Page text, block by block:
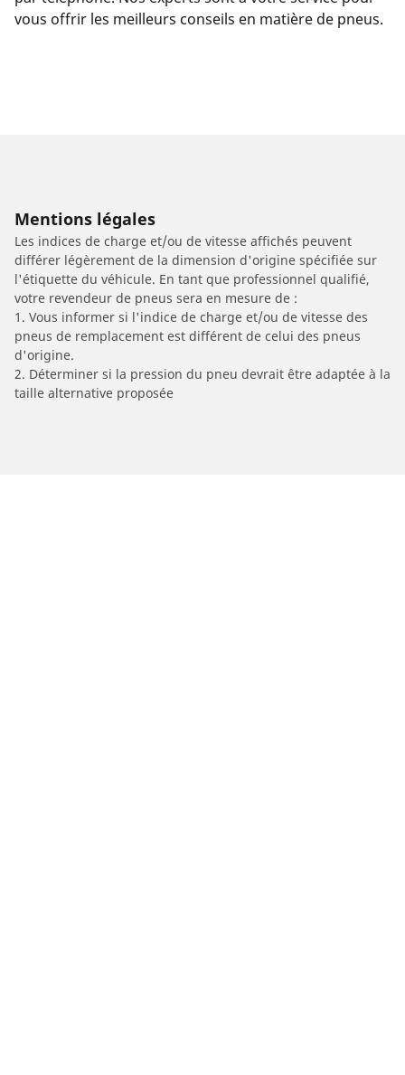
vous offrir les meilleurs conseils en matière de pneus.
Mentions légales
Les indices de charge et/ou de vitesse affichés peuvent
différer légèrement de la dimension d'origine spécifiée sur
l'étiquette du véhicule. En tant que professionnel qualifié,
votre revendeur de pneus sera en mesure de :
1. Vous informer si l'indice de charge et/ou de vitesse des
pneus de remplacement est différent de celui des pneus
d'origine.
2. Déterminer si la pression du pneu devrait être adaptée à la
taille alternative proposée